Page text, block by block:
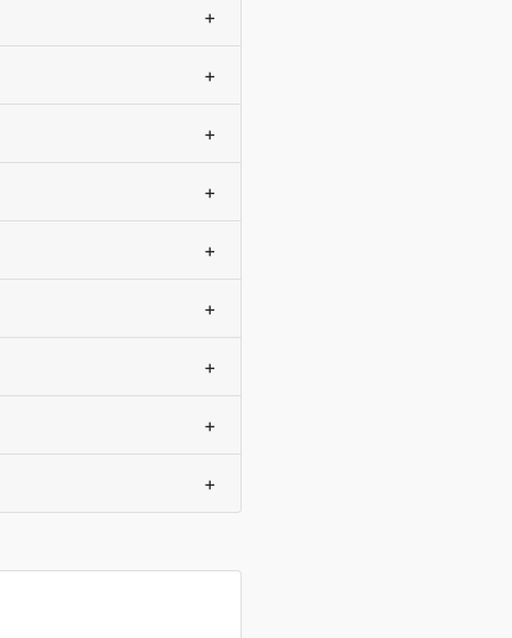
+
+
+
+
+
+
+
+
+